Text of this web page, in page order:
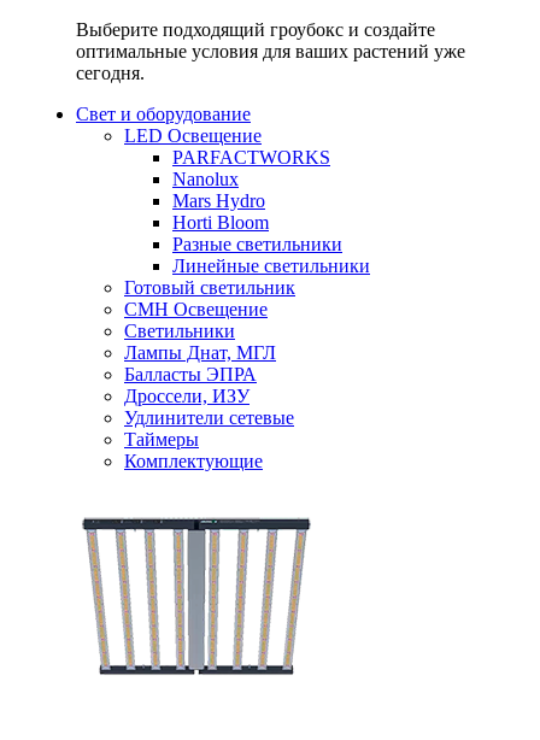
Выберите подходящий гроубокс и создайте
оптимальные условия для ваших растений уже
сегодня.
Свет и оборудование
LED Освещение
PARFACTWORKS
Nanolux
Mars Hydro
Horti Bloom
Разные светильники
Линейные светильники
Готовый светильник
CMH Освещение
Светильники
Лампы Днат, МГЛ
Балласты ЭПРА
Дроссели, ИЗУ
Удлинители сетевые
Таймеры
Комплектующие